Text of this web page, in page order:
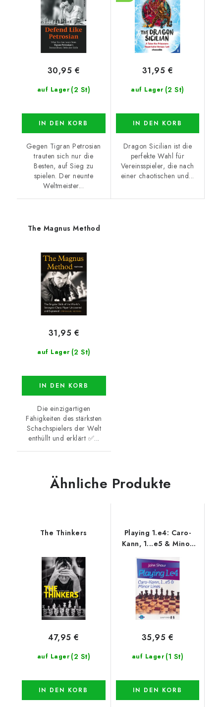
auf Lager (2 St)
30,95 €
IN DEN KORB
Gegen Tigran Petrosian
trauten sich nur die
Besten, auf Sieg zu
spielen. Der neunte
Weltmeister...
auf Lager (2 St)
31,95 €
IN DEN KORB
Dragon Sicilian ist die
perfekte Wahl für
Vereinsspieler, die nach
einer chaotischen und...
The Magnus Method
auf Lager (2 St)
31,95 €
IN DEN KORB
Die einzigartigen
Fähigkeiten des stärksten
Schachspielers der Welt
enthüllt und erklärt ✅...
Ähnliche Produkte
The Thinkers
auf Lager (2 St)
47,95 €
IN DEN KORB
Playing 1.e4: Caro-
Kann, 1...e5 & Minor
auf Lager (1 St)
35,95 €
IN DEN KORB